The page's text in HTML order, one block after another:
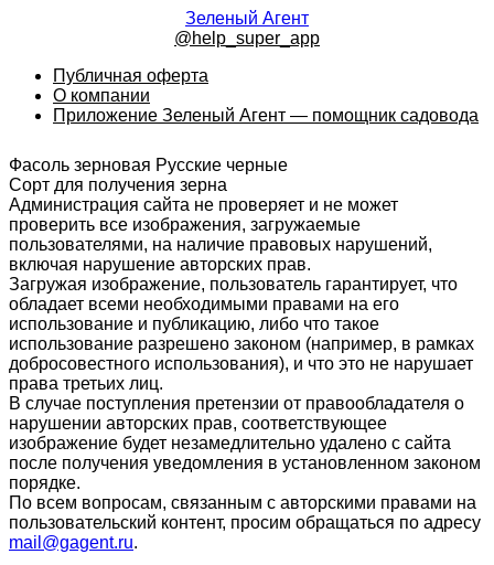
Зеленый Агент
@help_super_app
Публичная оферта
О компании
Приложение Зеленый Агент — помощник садовода
Фасоль зерновая Русские черные
Сорт для получения зерна
Администрация сайта не проверяет и не может
проверить все изображения, загружаемые
пользователями, на наличие правовых нарушений,
включая нарушение авторских прав.
Загружая изображение, пользователь гарантирует, что
обладает всеми необходимыми правами на его
использование и публикацию, либо что такое
использование разрешено законом (например, в рамках
добросовестного использования), и что это не нарушает
права третьих лиц.
В случае поступления претензии от правообладателя о
нарушении авторских прав, соответствующее
изображение будет незамедлительно удалено с сайта
после получения уведомления в установленном законом
порядке.
По всем вопросам, связанным с авторскими правами на
пользовательский контент, просим обращаться по адресу
mail@gagent.ru.